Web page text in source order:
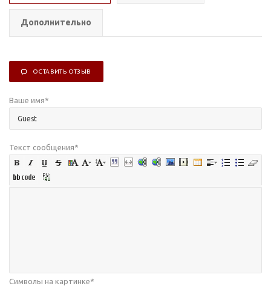
Дополнительно
ОСТАВИТЬ ОТЗЫВ
Ваше имя*
Текст сообщения*
Символы на картинке*